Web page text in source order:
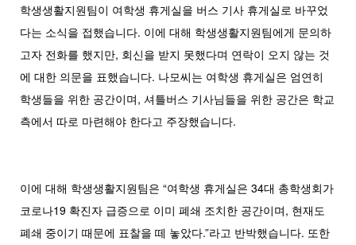
학생생활지원팀이 여학생 휴게실을 버스 기사 휴게실로 바꾸었
다는 소식을 접했습니다. 이에 대해 학생생활지원팀에게 문의하
고자 전화를 했지만, 회신을 받지 못했다며 연락이 오지 않는 것
에 대한 의문을 표했습니다. 나모씨는 여학생 휴게실은 엄연히
학생들을 위한 공간이며, 셔틀버스 기사님들을 위한 공간은 학교
측에서 따로 마련해야 한다고 주장했습니다.
이에 대해 학생생활지원팀은 “여학생 휴게실은 34대 총학생회가
코로나19 확진자 급증으로 이미 폐쇄 조치한 공간이며, 현재도
폐쇄 중이기 때문에 표찰을 떼 놓았다.”라고 반박했습니다. 또한